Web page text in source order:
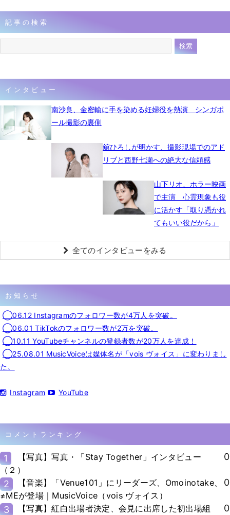
記事の検索
インタビュー
南沙良、金密輸に手を染める妊婦役を熱演 シンガポ
ール撮影の裏側
舘ひろしが明かす、撮影現場でのアド
リブと西野七瀬への絶大な信頼感
山下リオ、ホラー映画
で主演 心霊現象も役
に活かす「取り憑かれ
てもいい役だから」
全てのインタビューをみる
お知らせ
◯06.12 Instagramのフォロワー数が4万人を突破。
◯06.01 TikTokのフォロワー数が2万を突破。
◯10.11 YouTubeチャンネルの登録者数が20万人を達成！
◯25.08.01 MusicVoiceは媒体名が「vois ヴォイス」に変わりまし
た。
Instagram YouTube
コメントランキング
1
【写真】写真・「Stay Together」インタビュー
（２）
0
2
【音楽】「Venue101」にリーダーズ、Omoinotake、
≠MEが登場｜MusicVoice（vois ヴォイス）
0
3 【写真】紅白出場者決定、会見に出席した初出場組 0